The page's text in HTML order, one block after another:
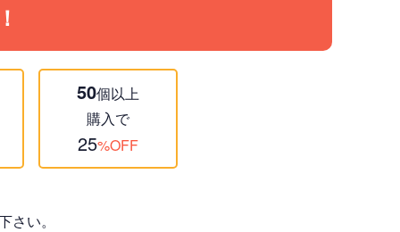
50個以上
購入で
25%OFF
い。